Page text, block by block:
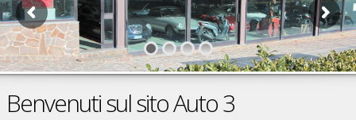
Benvenuti sul sito Auto 3